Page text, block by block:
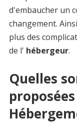
d'embaucher un
changement.
plus des
de l' hébergeur.
Quelles